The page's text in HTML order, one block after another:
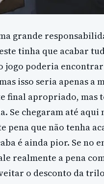
grande
tinha que acabar
jogo poderia
isso seria apenas a
final apropriado, mas
Se chegaram até aqui
pena que não tenha
é ainda pior. Se no
realmente a pena
o desconto da